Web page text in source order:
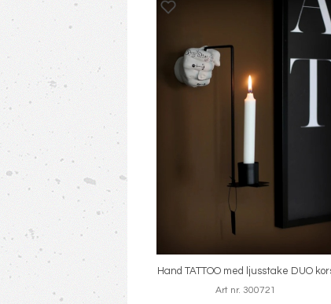
Hand TATTOO med ljusstake DUO
Art nr. 300721